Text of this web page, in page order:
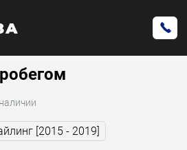
[2015 - 2019]